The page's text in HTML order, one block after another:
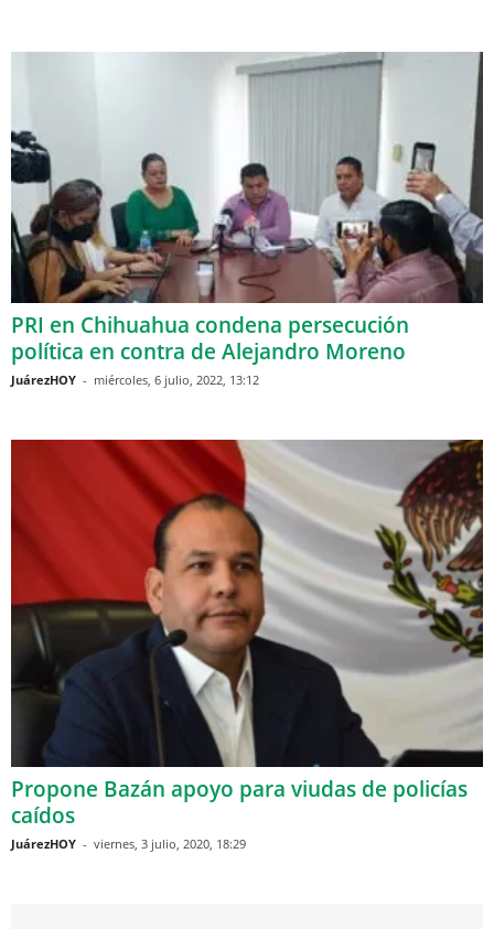
PRI en Chihuahua condena persecución
política en contra de Alejandro Moreno
JuárezHOY - miércoles, 6 julio, 2022, 13:12
Propone Bazán apoyo para viudas de policías
caídos
JuárezHOY - viernes, 3 julio, 2020, 18:29